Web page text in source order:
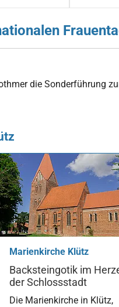
die Sonderführung
Marienkirche Klütz
Backsteingotik im
der Schlossstadt
Die Marienkirche in Klütz,